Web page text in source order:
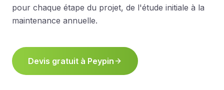
pour chaque étape du projet, de l'étude initiale à la
maintenance annuelle.
Devis gratuit à Peypin